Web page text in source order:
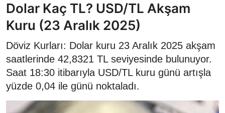
Dolar Kaç TL? USD/TL Akşam
Kuru (23 Aralık 2025)
Döviz Kurları: Dolar kuru 23 Aralık 2025 akşam
saatlerinde 42,8321 TL seviyesinde bulunuyor.
Saat 18:30 itibarıyla USD/TL kuru günü artışla
yüzde 0,04 ile günü noktaladı.